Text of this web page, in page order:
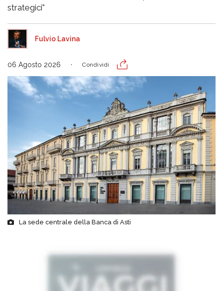
strategici"
Fulvio Lavina
06 Agosto 2026 Condividi
La sede centrale della Banca di Asti